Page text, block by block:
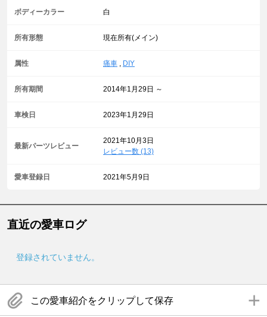
ボディーカラー 白
所有形態 現在所有(メイン)
属性 痛車 DIY
所有期間 2014年1月29日 ～
車検日 2023年1月29日
最新パーツレビュー
2021年10月3日
レビュー数 (13)
愛車登録日 2021年5月9日
直近の愛車ログ
登録されていません。
この愛車紹介をクリップして保存